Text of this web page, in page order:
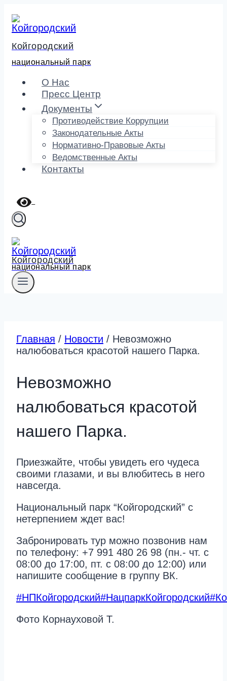
содержимому
Койгородский
национальный парк
О Нас
Пресс Центр
Документы
Противодействие Коррупции
Законодательные Акты
Нормативно-Правовые Акты
Ведомственные Акты
Контакты
Койгородский
национальный парк
Главная / Новости / Невозможно
налюбоваться красотой нашего Парка.
Невозможно
налюбоваться красотой
нашего Парка.
Приезжайте, чтобы увидеть его чудеса
своими глазами, и вы влюбитесь в него
навсегда.
Национальный парк “Койгородский” с
нетерпением ждет вас!
Забронировать тур можно позвонив нам
по телефону: +7 991 480 26 98 (пн.- чт. с
08:00 до 17:00, пт. с 08:00 до 12:00) или
напишите сообщение в группу ВК.
#НПКойгородский#НацпаркКойгородский
Фото Корнауховой Т.